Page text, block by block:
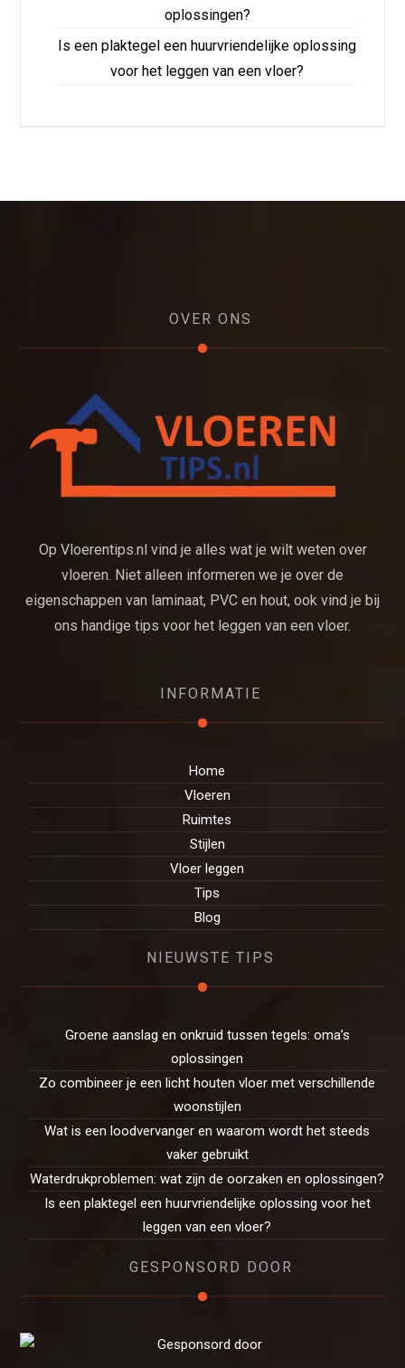
oplossingen?
Is een plaktegel een huurvriendelijke oplossing
voor het leggen van een vloer?
OVER ONS
Op Vloerentips.nl vind je alles wat je wilt weten over
vloeren. Niet alleen informeren we je over de
eigenschappen van laminaat, PVC en hout, ook vind je bij
ons handige tips voor het leggen van een vloer.
INFORMATIE
Home
Vloeren
Ruimtes
Stijlen
Vloer leggen
Tips
Blog
NIEUWSTE TIPS
Groene aanslag en onkruid tussen tegels: oma’s
oplossingen
Zo combineer je een licht houten vloer met verschillende
woonstijlen
Wat is een loodvervanger en waarom wordt het steeds
vaker gebruikt
Waterdrukproblemen: wat zijn de oorzaken en oplossingen?
Is een plaktegel een huurvriendelijke oplossing voor het
leggen van een vloer?
GESPONSORD DOOR